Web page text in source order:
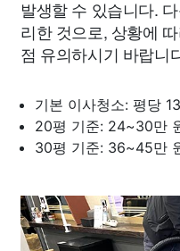
발생할 수 있습니다.
리한 것으로, 상황에
점 유의하시기 바랍니
기본 이사청소: 평당
20평 기준: 24~30만
30평 기준: 36~45만